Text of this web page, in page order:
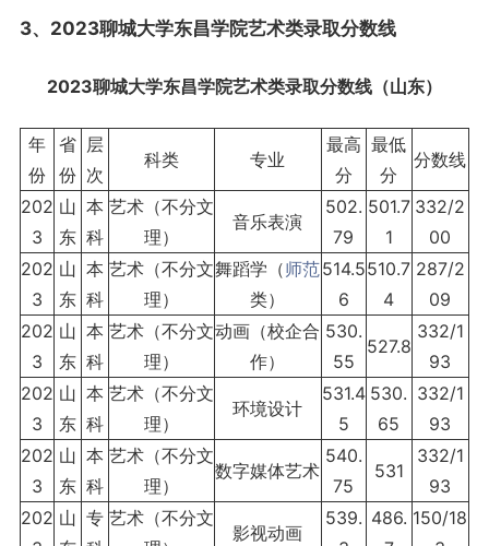
3、2023聊城大学东昌学院艺术类录取分数线
2023聊城大学东昌学院艺术类录取分数线（山东）
年
份
省
份
层
次
科类 专业
最高
分
最低
分
分数线
202
3
山
东
本
科
艺术（不分文
理）
音乐表演
502.
79
501.7
1
332/2
00
202
3
山
东
本
科
艺术（不分文
理）
舞蹈学（师范
类）
514.5
6
510.7
4
287/2
09
202
3
山
东
本
科
艺术（不分文
理）
动画（校企合
作）
530.
55
527.8
332/1
93
202
3
山
东
本
科
艺术（不分文
理）
环境设计
531.4
5
530.
65
332/1
93
202
3
山
东
本
科
艺术（不分文
理）
数字媒体艺术
540.
75
531
332/1
93
202 山 专 艺术（不分文
影视动画
539. 486. 150/18